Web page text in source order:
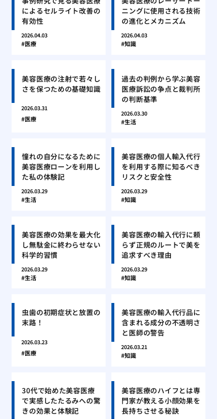
によるセルライト改善の
有効性
2026.04.03
医療
ニングに使用される技術
の進化とメカニズム
2026.04.03
知識
美容医療の注射で若々し
さを保つための基礎知識
2026.03.31
医療
過去の判例から学ぶ美容
医療訴訟の争点と裁判所
の判断基準
2026.03.30
生活
憧れの自分になるために
美容医療ローンを利用し
た私の体験記
2026.03.29
生活
美容医療の個人輸入代行
を利用する際に知るべき
リスクと安全性
2026.03.29
知識
美容医療の効果を最大化
し無駄金に終わらせない
科学的習慣
2026.03.29
生活
美容医療の輸入代行に頼
らず正規のルートで美を
追求すべき理由
2026.03.29
知識
虫歯の初期症状と放置の
末路！
2026.03.23
医療
美容医療の輸入代行品に
含まれる成分の不透明さ
と医師の警告
2026.03.21
知識
30代で始めた美容医療
で実感したたるみへの驚
きの効果と体験記
美容医療のハイフとは専
門家が教える小顔効果を
長持ちさせる秘訣